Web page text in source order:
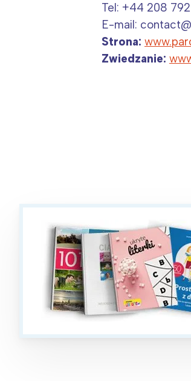
Tel: +44 208
E-mail:
Strona:
Zwiedzanie: